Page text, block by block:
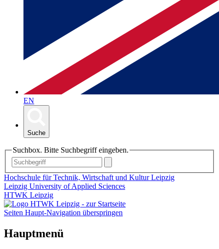
EN
Suche
Suchbox. Bitte Suchbegriff eingeben.
Hochschule für Technik, Wirtschaft und Kultur Leipzig
Leipzig University of Applied Sciences
HTWK Leipzig
Seiten Haupt-Navigation überspringen
Hauptmenü